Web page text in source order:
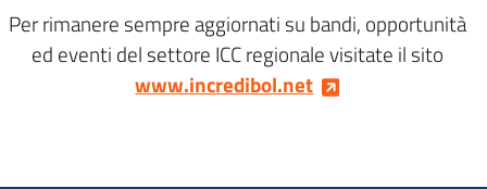
Per rimanere sempre aggiornati su bandi, opportunità
ed eventi del settore ICC regionale visitate il sito
www.incredibol.net